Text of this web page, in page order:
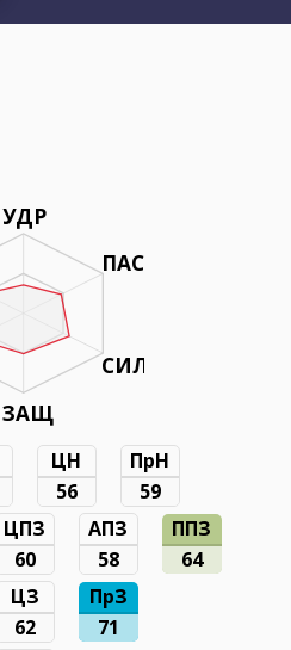
УДР
ПАС
СИЛ
ЗАЩ
ЦН
56
ПрН
59
ЦПЗ
60
АПЗ
58
ППЗ
64
ЦЗ
62
ПрЗ
71